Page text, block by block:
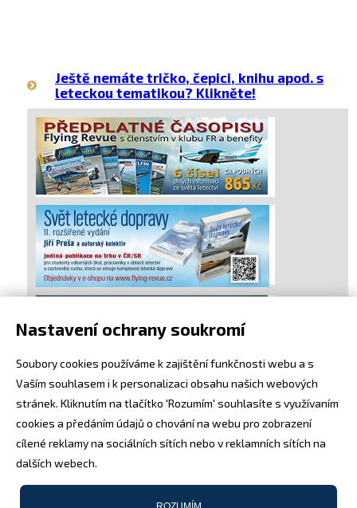
Ještě nemáte tričko, čepici, knihu apod. s
leteckou tematikou? Klikněte!
Nastavení ochrany soukromí
Soubory cookies používáme k zajištění funkčnosti webu a s
Vaším souhlasem i k personalizaci obsahu našich webových
stránek. Kliknutím na tlačítko 'Rozumím' souhlasíte s využívaním
cookies a předáním údajů o chování na webu pro zobrazení
cílené reklamy na sociálních sítích nebo v reklamních sítích na
dalších webech.